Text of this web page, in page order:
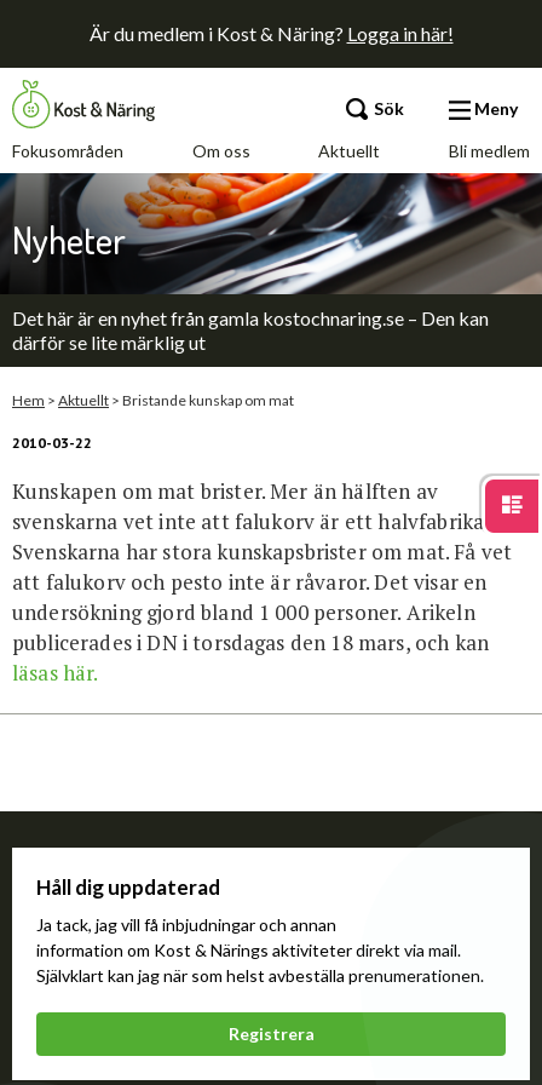
Är du medlem i Kost & Näring? Logga in här!
Fokusområden Om oss Aktuellt Bli medlem
Sök Meny
Fokusområden
Om oss
Aktuellt
Bli medlem
Kontakt Annonsera Press
För studenter English
Nyheter
Det här är en nyhet från gamla kostochnaring.se – Den kan
därför se lite märklig ut
Hem > Aktuellt > Bristande kunskap om mat
2010-03-22
Kunskapen om mat brister. Mer än hälften av
svenskarna vet inte att falukorv är ett halvfabrikat.
Svenskarna har stora kunskapsbrister om mat. Få vet
att falukorv och pesto inte är råvaror. Det visar en
undersökning gjord bland 1 000 personer. Arikeln
publicerades i DN i torsdagas den 18 mars, och kan
läsas här.
Håll dig uppdaterad
Ja tack, jag vill få inbjudningar och annan
information om Kost & Närings aktiviteter direkt via mail.
Självklart kan jag när som helst avbeställa prenumerationen.
Registrera